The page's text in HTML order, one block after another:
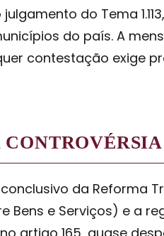
do Tema
do país. A
contestação exige
da Reforma
Bens e Serviços) e a